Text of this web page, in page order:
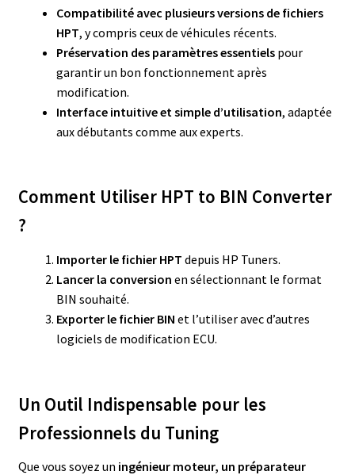
Compatibilité avec plusieurs versions de fichiers
HPT, y compris ceux de véhicules récents.
Préservation des paramètres essentielspour
garantir un bon fonctionnement après
modification.
Interface intuitive et simple d’utilisation, adaptée
aux débutants comme aux experts.
Comment Utiliser HPT to BIN Converter
?
Importer le fichier HPT depuis HP Tuners.
Lancer la conversion en sélectionnant le format
BIN souhaité.
Exporter le fichier BIN et l’utiliser avec d’autres
logiciels de modification ECU.
Un Outil Indispensable pour les
Professionnels du Tuning
Que vous soyez un ingénieur moteur, un préparateur